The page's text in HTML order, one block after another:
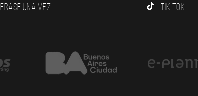
Erase una vez
Tik Tok